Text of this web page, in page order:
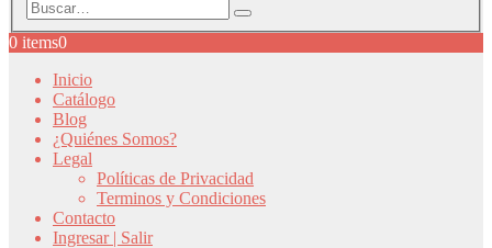
0 items0
Inicio
Catálogo
Blog
¿Quiénes Somos?
Legal
Políticas de Privacidad
Terminos y Condiciones
Contacto
Ingresar | Salir